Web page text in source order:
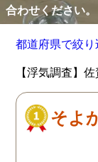
合わせください。
都道府県で絞
【浮気調査】
そよ